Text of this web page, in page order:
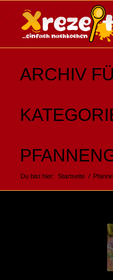
ARCHIV
Du bist hier: Startseite /